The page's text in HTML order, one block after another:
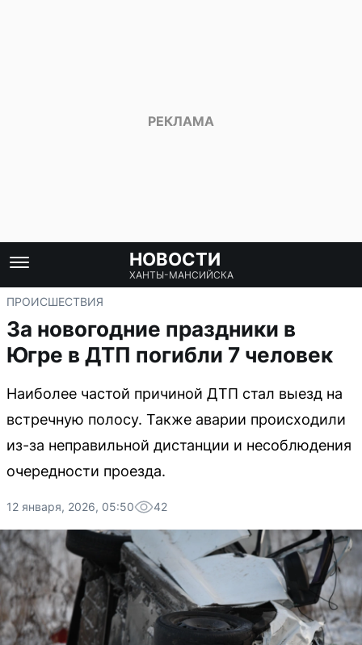
НОВОСТИ
ХАНТЫ-МАНСИЙСКА
ПРОИСШЕСТВИЯ
За новогодние праздники в
Югре в ДТП погибли 7 человек
Наиболее частой причиной ДТП стал выезд на
встречную полосу. Также аварии происходили
из-за неправильной дистанции и несоблюдения
очередности проезда.
12 января, 2026, 05:50 42